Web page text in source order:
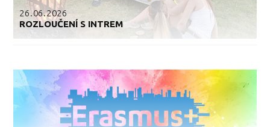
26.06.2026
ROZLOUČENÍ S INTREM